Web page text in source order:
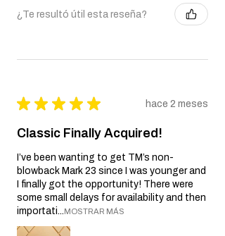
¿Te resultó útil esta reseña?
★ ★ ★ ★ ★ hace 2 meses
Classic Finally Acquired!
I’ve been wanting to get TM’s non-
blowback Mark 23 since I was younger and
I finally got the opportunity! There were
some small delays for availability and then
importati... MOSTRAR MÁS